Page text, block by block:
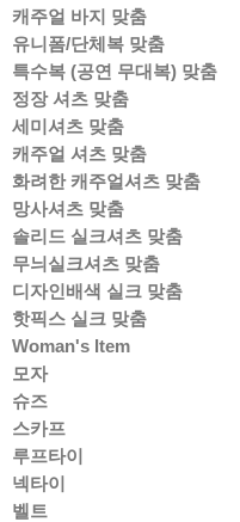
캐주얼 바지 맞춤
유니폼/단체복 맞춤
특수복 (공연 무대복) 맞춤
정장 셔츠 맞춤
세미셔츠 맞춤
캐주얼 셔츠 맞춤
화려한 캐주얼셔츠 맞춤
망사셔츠 맞춤
솔리드 실크셔츠 맞춤
무늬실크셔츠 맞춤
디자인배색 실크 맞춤
핫픽스 실크 맞춤
Woman's Item
모자
슈즈
스카프
루프타이
넥타이
벨트